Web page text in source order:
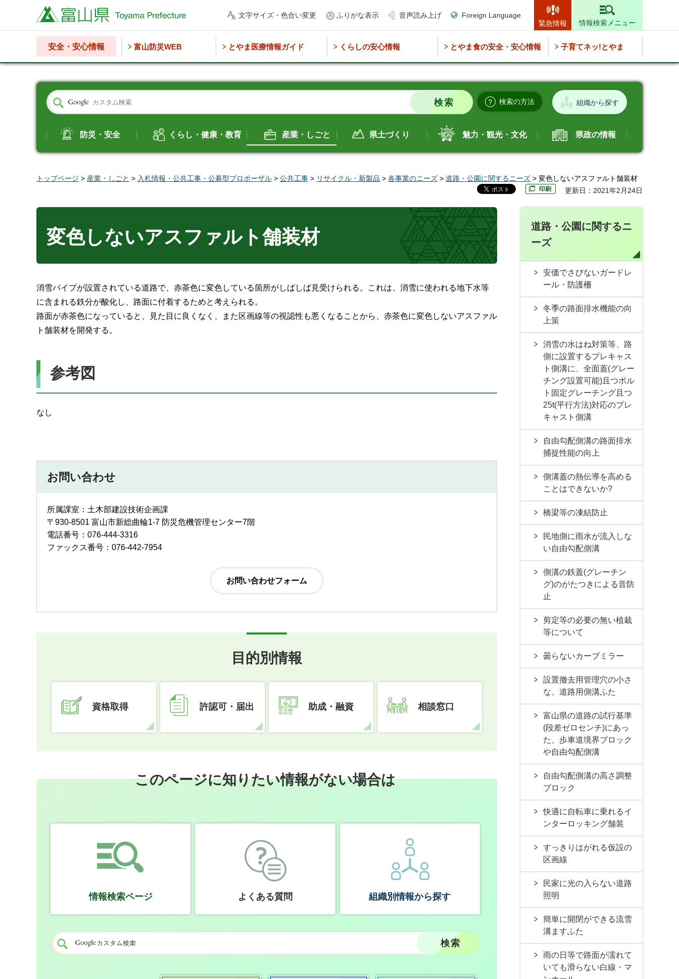
富山県 文字サイズ・色合い変更 ふりがな表示 音声読み上げ
Foreign Language
緊急情報
情報検索メニュー
安全・安心情報 富山防災WEB とやま医療情報ガイド くらしの安心情報 とやま食の安全・安心情報 子育てネッ!とやま
検索の方法 組織から探す
防災・安全 くらし・健康・教育 産業・しごと 県土づくり 魅力・観光・文化 県政の情報
トップページ > 産業・しごと > 入札情報・公共工事・公募型プロポーザル > 公共工事 > リサイクル・新製品 > 各事業のニーズ > 道路・公園に関するニーズ > 変色しないアスファルト舗装材
印刷 更新日：2021年2月24日
変色しないアスファルト舗装材
消雪パイプが設置されている道路で、赤茶色に変色している箇所がしばしば見受けられる。これは、消雪に使われる地下水等
に含まれる鉄分が酸化し、路面に付着するためと考えられる。
路面が赤茶色になっていると、見た目に良くなく、また区画線等の視認性も悪くなることから、赤茶色に変色しないアスファル
ト舗装材を開発する。
参考図
なし
お問い合わせ
所属課室：土木部建設技術企画課
〒930-8501 富山市新総曲輪1-7 防災危機管理センター7階
電話番号：076-444-3316
ファックス番号：076-442-7954
目的別情報
資格取得 許認可・届出 助成・融資 相談窓口
このページに知りたい情報がない場合は
情報検索ページ よくある質問 組織別情報から探す
道路・公園に関するニ
ーズ
安価でさびないガードレ
ール・防護柵
冬季の路面排水機能の向
上策
消雪の水はね対策等、路
側に設置するプレキャス
ト側溝に、全面蓋(グレー
チング設置可能)且つボル
ト固定グレーチング且つ
25t(平行方法)対応のプレ
キャスト側溝
自由勾配側溝の路面排水
捕捉性能の向上
側溝蓋の熱伝導を高める
ことはできないか?
橋梁等の凍結防止
民地側に雨水が流入しな
い自由勾配側溝
側溝の鉄蓋(グレーチン
グ)のがたつきによる音防
止
剪定等の必要の無い植栽
等について
曇らないカーブミラー
設置撤去用管理穴の小さ
な、道路用側溝ふた
富山県の道路の試行基準
(段差ゼロセンチ)にあっ
た、歩車道境界ブロック
や自由勾配側溝
自由勾配側溝の高さ調整
ブロック
快適に自転車に乗れるイ
ンターロッキング舗装
すっきりはがれる仮設の
区画線
民家に光の入らない道路
照明
簡単に開閉ができる流雪
溝ますふた
雨の日等で路面が濡れて
いても滑らない白線・マ